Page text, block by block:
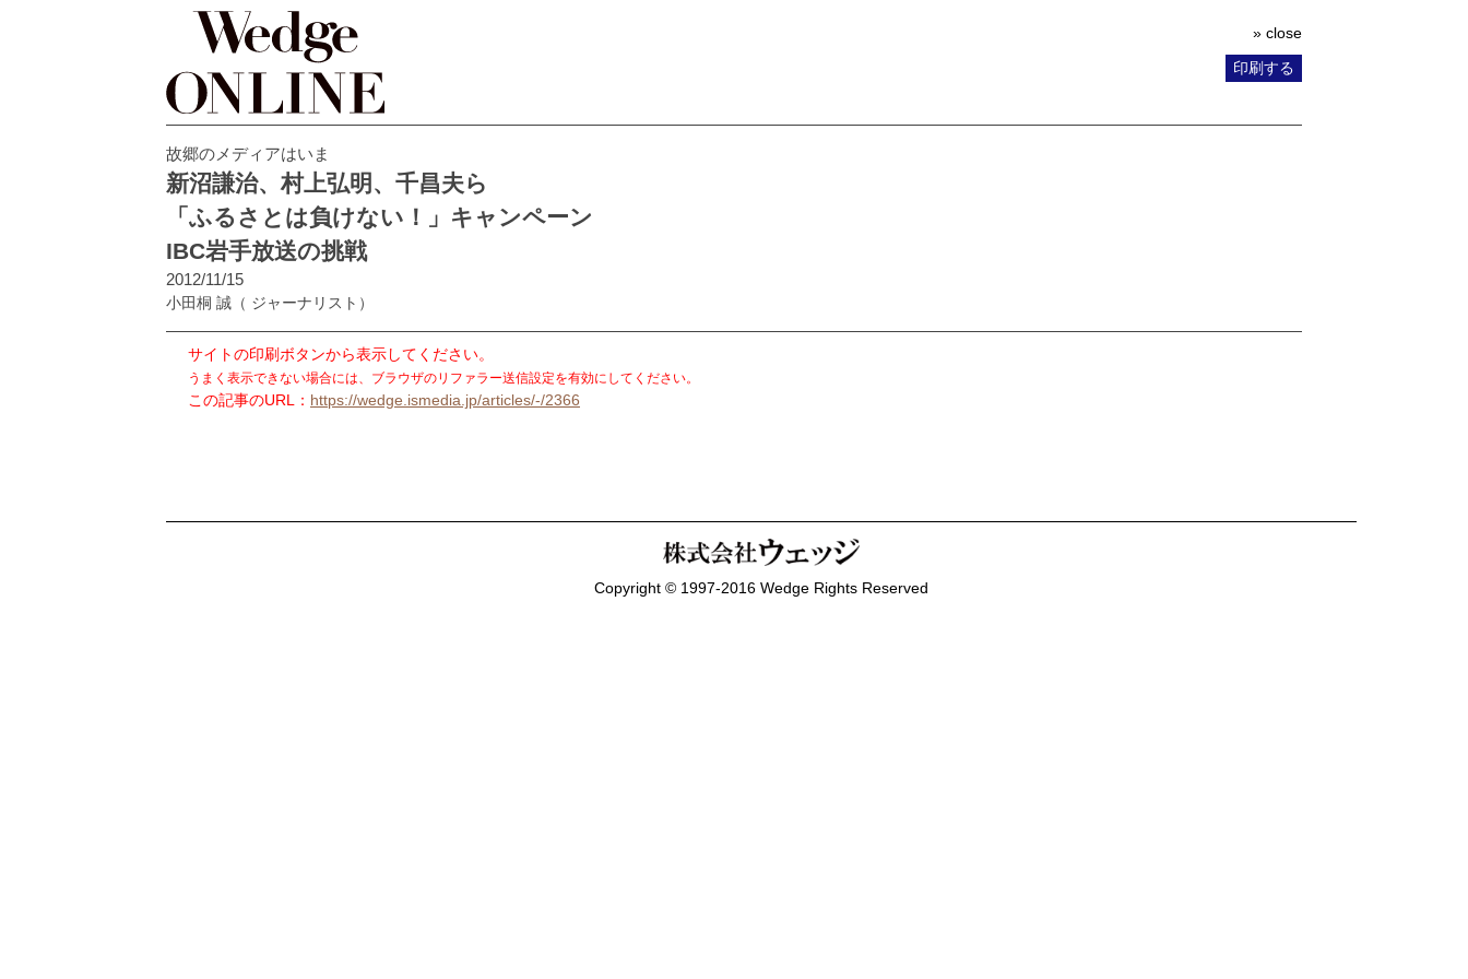
» close
印刷する
故郷のメディアはいま
新沼謙治、村上弘明、千昌夫ら
「ふるさとは負けない！」キャンペーン
IBC岩手放送の挑戦
2012/11/15
小田桐 誠 （ ジャーナリスト）
サイトの印刷ボタンから表示してください。
うまく表示できない場合には、ブラウザのリファラー送信設定を有効にしてください。
この記事のURL： https://wedge.ismedia.jp/articles/-/2366
Copyright © 1997-2016 Wedge Rights Reserved